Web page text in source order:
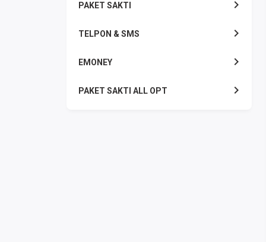
PAKET SAKTI
TELPON & SMS
EMONEY
PAKET SAKTI ALL OPT